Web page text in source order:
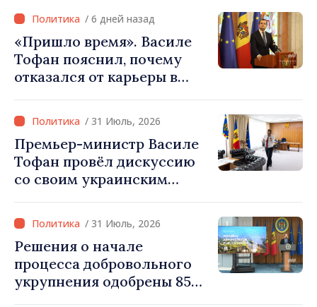
война должна
прекратиться»/ 6 дней назад
«Пришло время». Василе
Тофан пояснил, почему
отказался от карьеры в
премьер-министра. Что
думает Игорь Гросу о
новом главе правительства
/ 31 Июль, 2026
Премьер-министр Василе
Тофан провёл дискуссию
со своим украинским
Корецким: «Наши
государства выстроили
отношения, основанные на
доверии и солидарности,
которые мы хотим
/ 31 Июль, 2026
Решения о начале
процесса добровольного
укрупнения одобрены 85